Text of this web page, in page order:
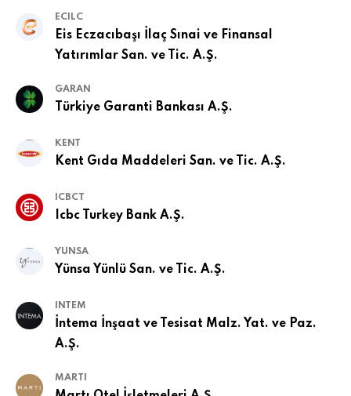
ECILC
Eis Eczacıbaşı İlaç Sınai ve Finansal
Yatırımlar San. ve Tic. A.Ş.
GARAN
Türkiye Garanti Bankası A.Ş.
KENT
Kent Gıda Maddeleri San. ve Tic. A.Ş.
ICBCT
Icbc Turkey Bank A.Ş.
YUNSA
Yünsa Yünlü San. ve Tic. A.Ş.
INTEM
İntema İnşaat ve Tesisat Malz. Yat. ve Paz.
A.Ş.
MARTI